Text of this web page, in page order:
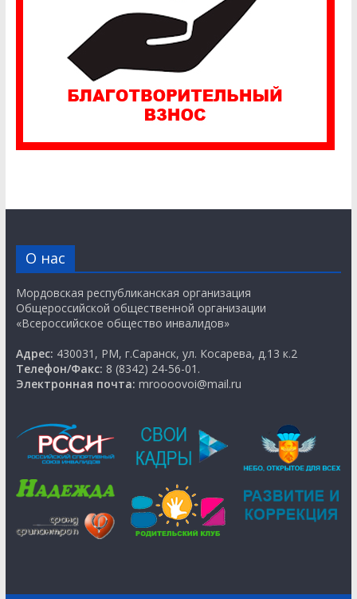
О нас
Мордовская республиканская организация
Общероссийской общественной организации
«Всероссийское общество инвалидов»
Адрес: 430031, РМ, г.Саранск, ул. Косарева, д.13 к.2
Телефон/Факс: 8 (8342) 24-56-01.
Электронная почта: mroooovoi@mail.ru